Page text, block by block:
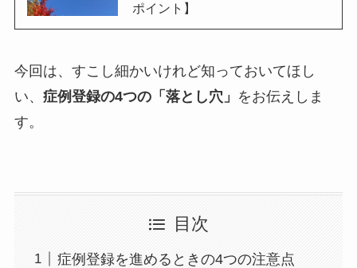
ポイント】
今回は、すこし細かいけれど知っておいてほし
い、 症例登録の4つの「落とし穴」 をお伝えしま
す。
目次
症例登録を進めるときの4つの注意点